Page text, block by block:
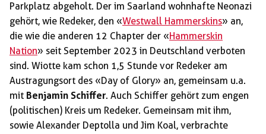
Parkplatz abgeholt. Der im Saarland wohnhafte Neonazi
gehört, wie Redeker, den «Westwall Hammerskins» an,
die wie die anderen 12 Chapter der «Hammerskin
Nation» seit September 2023 in Deutschland verboten
sind. Wiotte kam schon 1,5 Stunde vor Redeker am
Austragungsort des «Day of Glory» an, gemeinsam u.a.
mit Benjamin Schiffer. Auch Schiffer gehört zum engen
(politischen) Kreis um Redeker. Gemeinsam mit ihm,
sowie Alexander Deptolla und Jim Koal, verbrachte